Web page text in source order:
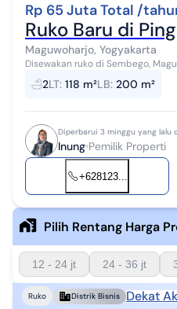
Rp 65 Juta Total /
Ruko Baru di
Maguwoharjo, Yogyakarta
Disewakan ruko di Sembego,
berada dipinggir jalan raya,
dijangkau dan str...
2LT: 118 m²LB: 200 m²
Diperbarui 3 minggu yang lalu
Inung Pemilik Properti
+628123...
Pilih Rentang Harga
12 - 24 jt 24 - 36 jt
Ruko Distrik Bisnis Dekat